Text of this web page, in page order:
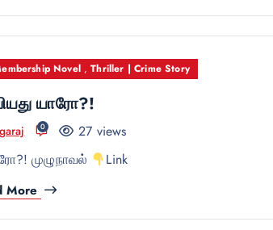
Novel,Thriller | Crime Story
யாரோ?!
0
27 views
முழுநாவல்
Link
More